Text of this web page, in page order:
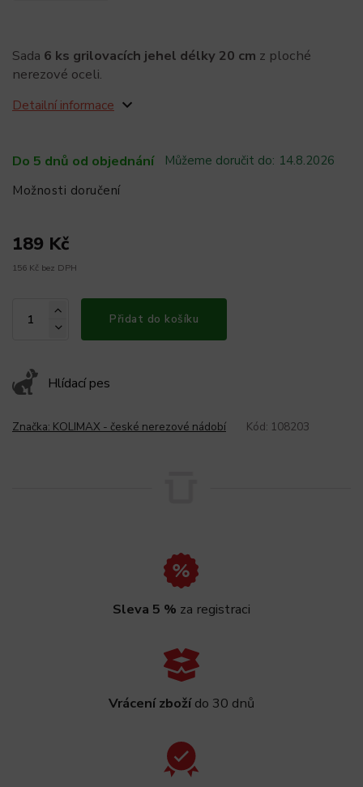
Do 5 dnů od objednání Můžeme doručit do: 14.8.2026
Možnosti doručení
189 Kč
156 Kč bez DPH
Přidat do košíku
Hlídací pes
Sada 6 ks grilovacích jehel délky 20 cm z ploché
nerezové oceli.
Detailní informace
Značka: KOLIMAX - české nerezové nádobí Kód: 108203
Sleva 5 % za registraci
Vrácení zbožído 30 dnů